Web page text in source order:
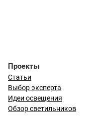
Проекты
Статьи
Выбор эксперта
Идеи освещения
Обзор светильников